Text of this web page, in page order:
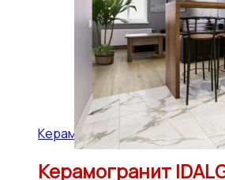
Керамогранит IDALGO
Керамогранит